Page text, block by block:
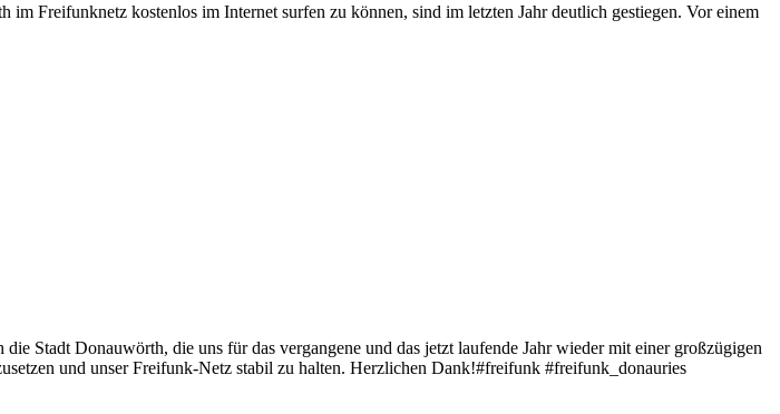
Freifunknetz kostenlos im Internet surfen zu können, sind im letzten Jahr deutlich gestiegen. Vor einem
Stadt Donauwörth, die uns für das vergangene und das jetzt laufende Jahr wieder mit einer großzügigen
und unser Freifunk-Netz stabil zu halten. Herzlichen Dank!#freifunk #freifunk_donauries